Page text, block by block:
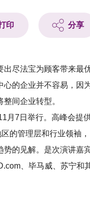
印 分享
出尽法宝为顾客带来最
心的企业并不容易，因
间企业转型。
月7日举行。高峰会提
的管理层和行业领袖，
势的见解。是次演讲嘉
、毕马威、苏宁和